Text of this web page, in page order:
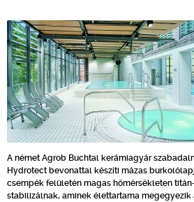
A német Agrob Buchtal kerámiagyár
Hydrotect bevonattal készíti mázas
csempék felületén magas hőmérsékleten
stabilizálnak, aminek élettartama megegyezik